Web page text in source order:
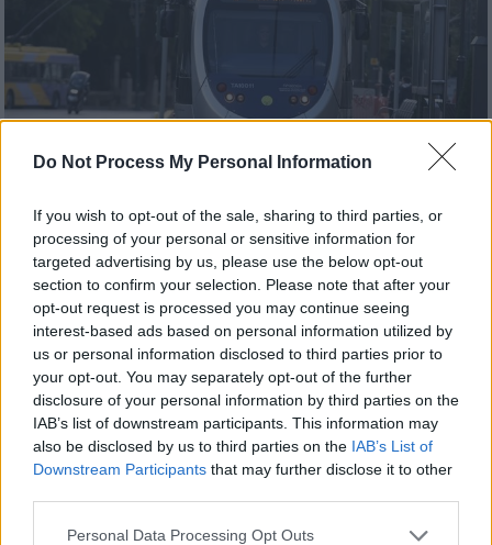
Do Not Process My Personal Information
If you wish to opt-out of the sale, sharing to third parties, or
processing of your personal or sensitive information for
targeted advertising by us, please use the below opt-out
section to confirm your selection. Please note that after your
opt-out request is processed you may continue seeing
interest-based ads based on personal information utilized by
us or personal information disclosed to third parties prior to
your opt-out. You may separately opt-out of the further
disclosure of your personal information by third parties on the
IAB’s list of downstream participants. This information may
also be disclosed by us to third parties on the IAB’s List of
Downstream Participants that may further disclose it to other
Please note that this website/app uses one or more Google
Personal Data Processing Opt Outs
Ελλάδα 19.03.2026 08:25
Τραμ: Επαναλειτουργούν από σήμερα
τρεις στάσεις στο κέντρο της Αθήνας
Αποκαθίσταται η κυκλοφορία σε ολόκληρη
τη Γραμμή 6 «Πικροδάφνη – Σύνταγμα»